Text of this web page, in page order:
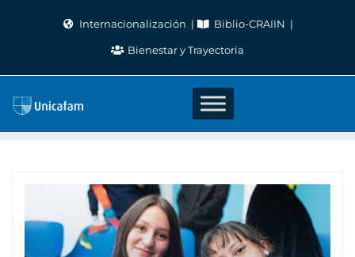
Internacionalización Biblio-CRAIIN
Bienestar y Trayectoria